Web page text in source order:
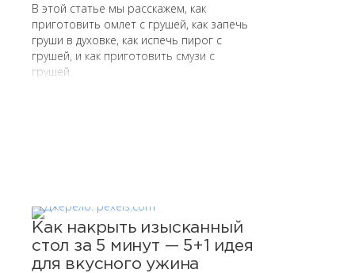
В этой статье мы расскажем, как
приготовить омлет с грушей, как запечь
груши в духовке, как испечь пирог с
грушей, и как приготовить смузи с
грушей.
Как накрыть изысканный
стол за 5 минут — 5+1 идея
для вкусного ужина